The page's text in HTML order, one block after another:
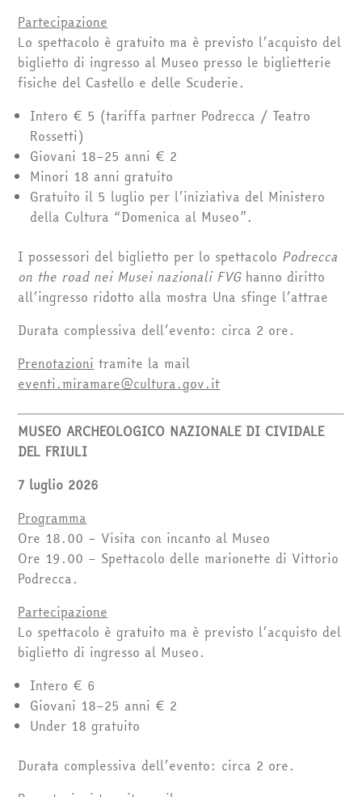
Partecipazione
Lo spettacolo è gratuito ma è previsto l’acquisto del
biglietto di ingresso al Museo presso le biglietterie
fisiche del Castello e delle Scuderie.
Intero € 5 (tariffa partner Podrecca / Teatro
Rossetti)
Giovani 18–25 anni € 2
Minori 18 anni gratuito
Gratuito il 5 luglio per l’iniziativa del Ministero
della Cultura “Domenica al Museo”.
I possessori del biglietto per lo spettacolo Podrecca
on the road nei Musei nazionali FVGhanno diritto
all’ingresso ridotto alla mostra Una sfinge l’attrae
Durata complessiva dell’evento: circa 2 ore.
Prenotazioni tramite la mail
eventi.miramare@cultura.gov.it
MUSEO ARCHEOLOGICO NAZIONALE DI CIVIDALE
DEL FRIULI
7 luglio 2026
Programma
Ore 18.00 – Visita con incanto al Museo
Ore 19.00 – Spettacolo delle marionette di Vittorio
Podrecca.
Partecipazione
Lo spettacolo è gratuito ma è previsto l’acquisto del
biglietto di ingresso al Museo.
Intero € 6
Giovani 18–25 anni € 2
Under 18 gratuito
Durata complessiva dell’evento: circa 2 ore.